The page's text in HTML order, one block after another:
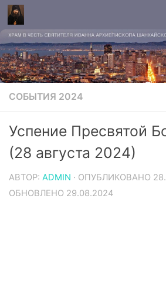
СОБЫТИЯ 2024
Успение Пресвятой
(28 августа 2024)
АВТОР: ADMIN · ОПУБЛИКОВАНО
ОБНОВЛЕНО 29.08.2024